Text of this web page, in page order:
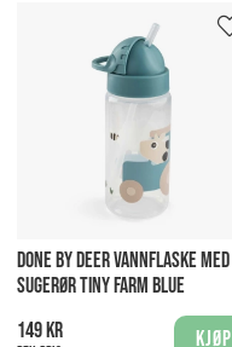
DONE BY DEER VANNFLASKE MED
SUGERØR TINY FARM BLUE
149 kr
Kjøp